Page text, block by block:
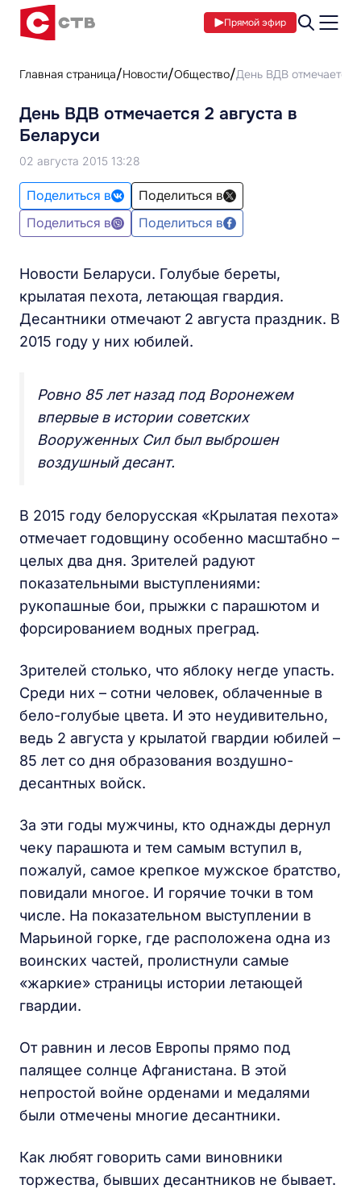
Прямой эфир
Главная страница Новости Общество День ВДВ отмечается
День ВДВ отмечается 2 августа в
Беларуси
02 августа 2015 13:28
Поделиться в
Поделиться в
Поделиться в
Поделиться в
Новости Беларуси. Голубые береты,
крылатая пехота, летающая гвардия.
Десантники отмечают 2 августа праздник. В
2015 году у них юбилей.
Ровно 85 лет назад под Воронежем
впервые в истории советских
Вооруженных Сил был выброшен
воздушный десант.
В 2015 году белорусская «Крылатая пехота»
отмечает годовщину особенно масштабно –
целых два дня. Зрителей радуют
показательными выступлениями:
рукопашные бои, прыжки с парашютом и
форсированием водных преград.
Зрителей столько, что яблоку негде упасть.
Среди них – сотни человек, облаченные в
бело-голубые цвета. И это неудивительно,
ведь 2 августа у крылатой гвардии юбилей –
85 лет со дня образования воздушно-
десантных войск.
За эти годы мужчины, кто однажды дернул
чеку парашюта и тем самым вступил в,
пожалуй, самое крепкое мужское братство,
повидали многое. И горячие точки в том
числе. На показательном выступлении в
Марьиной горке, где расположена одна из
воинских частей, пролистнули самые
«жаркие» страницы истории летающей
гвардии.
От равнин и лесов Европы прямо под
палящее солнце Афганистана. В этой
непростой войне орденами и медалями
были отмечены многие десантники.
Как любят говорить сами виновники
торжества, бывших десантников не бывает.